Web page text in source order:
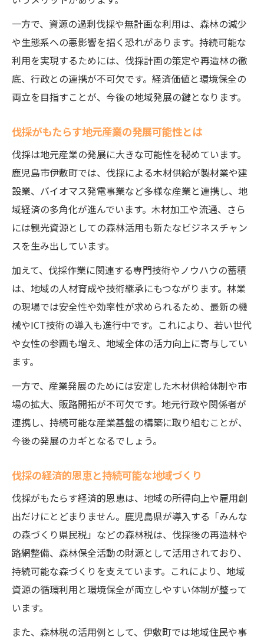
一方で、資源の過剰伐採や無計画な利用は、森林の減少
や生態系への悪影響を招く恐れがあります。持続可能な
利用を実現するためには、伐採計画の策定や再造林の徹
底、行政との連携が不可欠です。経済価値と環境保全の
両立を目指すことが、今後の地域発展の鍵となります。
伐採がもたらす地元産業の発展可能性とは
伐採は地元産業の発展に大きな可能性を秘めています。
鹿児島市伊敷町では、伐採による木材供給が製材業や建
設業、バイオマス発電事業など多様な産業と連携し、地
域経済の多角化が進んでいます。木材加工や流通、さら
には観光資源としての森林活用も新たなビジネスチャン
スを生み出しています。
加えて、伐採作業に関連する専門技術やノウハウの蓄積
は、地域の人材育成や技術継承にもつながります。林業
の現場では安全性や効率性が求められるため、最新の機
械やICT技術の導入も進行中です。これにより、若い世代
や女性の参画も増え、地域全体の活力向上に寄与してい
ます。
一方で、産業発展のためには安定した木材供給体制や市
場の拡大、販路開拓が不可欠です。地元行政や関係者が
連携し、持続可能な産業基盤の構築に取り組むことが、
今後の発展のカギとなるでしょう。
伐採の経済的恩恵と持続可能な地域づくり
伐採がもたらす経済的恩恵は、地域の所得向上や雇用創
出だけにとどまりません。鹿児島県が導入する「みんな
の森づくり県民税」などの森林税は、伐採後の再造林や
路網整備、森林保全活動の財源として活用されており、
持続可能な森づくりを支えています。これにより、地域
資源の循環利用と環境保全が両立しやすい体制が整って
います。
また、森林税の活用例として、伊敷町では地域住民や事